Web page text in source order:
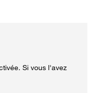
Si vous l'avez